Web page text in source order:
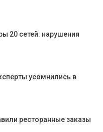
20 сетей: нарушения
усомнились в
ресторанные заказы